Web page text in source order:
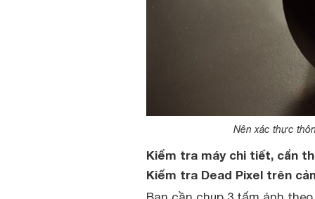
Nên xác thực
Kiểm tra máy chi tiết, cẩn
Kiểm tra Dead Pixel trên